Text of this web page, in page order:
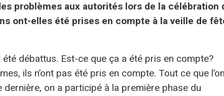
problèmes aux autorités lors de la célébration
ont-elles été prises en compte à la veille de
débattus. Est-ce que ça a été pris en compte?
ils n’ont pas été pris en compte. Tout ce que l’on
dernière, on a participé à la première phase du